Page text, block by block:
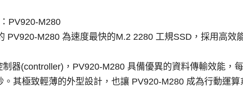
PV920-M280
PV920-M280 為速度最快的M.2 2280 工規SSD，採用高效
器(controller)，PV920-M280 具備優異的資料傳輸效能，
。其極致輕薄的外型設計，也讓 PV920-M280 成為行動運算